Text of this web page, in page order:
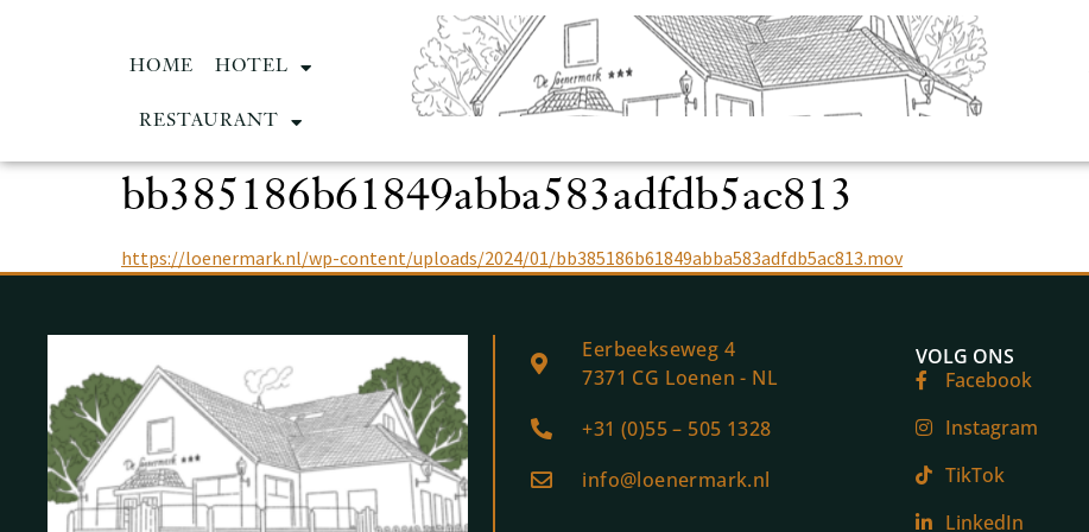
HOME HOTEL
RESTAURANT
bb385186b61849abba583adfdb5ac813
https://loenermark.nl/wp-content/uploads/2024/01/bb385186b61849abba583adfdb5ac813.mov
Eerbeekseweg 4
7371 CG Loenen - NL
+31 (0)55 – 505 1328
info@loenermark.nl
VOLG ONS
Facebook
Instagram
TikTok
LinkedIn